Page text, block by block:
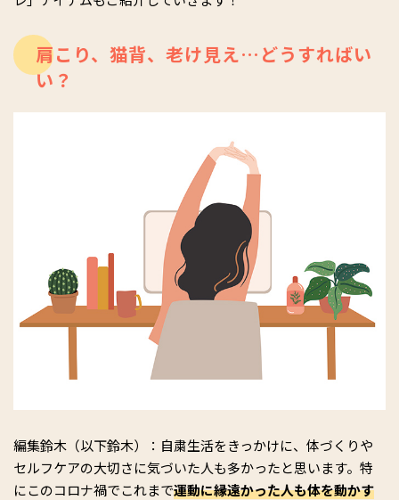
肩こり、猫背、老け見え…どうすればい
い？
編集鈴木（以下鈴木）：自粛生活をきっかけに、体づくりや
セルフケアの大切さに気づいた人も多かったと思います。特
にこのコロナ禍でこれまで運動に縁遠かった人も体を動かす